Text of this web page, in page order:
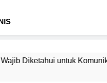
Komunikasi Kekinian di